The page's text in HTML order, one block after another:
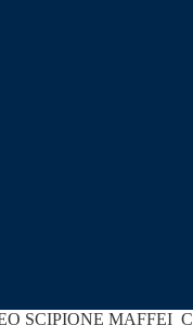
SCIPIONE MAFFEI